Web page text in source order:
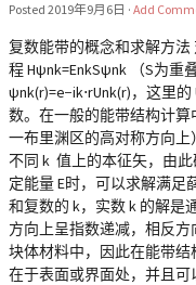
Posted 2019年9月6日 · Add
复数能带的概念和求解方
程 Hψnk=EnkSψnk （S为重
ψnk(r)=e−ik⋅rUnk(r)，这里
数。在一般的能带结构计
一布里渊区的高对称方向
不同 k 值上的本征矢，由
定能量 E时，可以求解满足
和复数的 k，实数 k 的解是
方向上呈指数递减，相反
块体材料中，因此在能带
在于表面或界面处，并且